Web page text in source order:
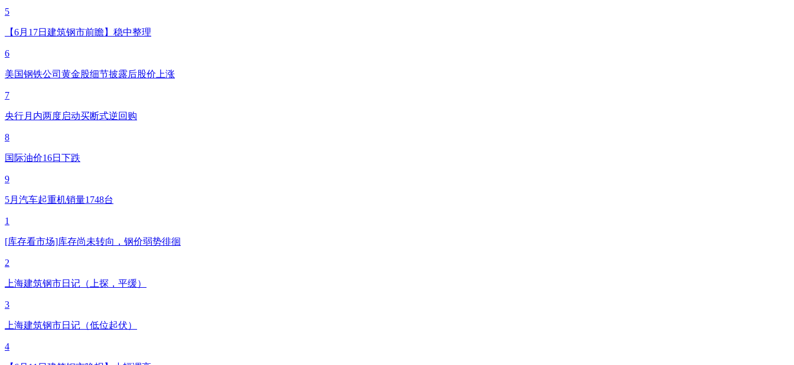
5
【6月17日建筑钢市前瞻】稳中整理
6
美国钢铁公司黄金股细节披露后股价上涨
7
央行月内两度启动买断式逆回购
8
国际油价16日下跌
9
5月汽车起重机销量1748台
1
[库存看市场]库存尚未转向，钢价弱势徘徊
2
上海建筑钢市日记（上探，平缓）
3
上海建筑钢市日记（低位起伏）
4